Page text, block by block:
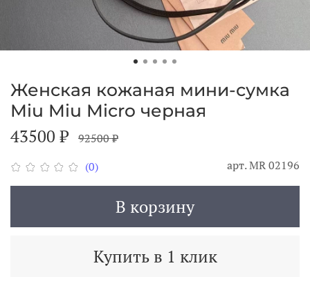
(0) арт.MR 02196
Женская кожаная мини-сумка
Miu Miu Micro черная
43500 ₽ 92500 ₽
В корзину
Купить в 1 клик